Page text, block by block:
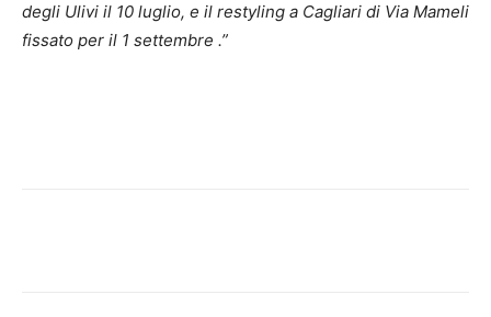
degli Ulivi il 10 luglio, e il restyling a Cagliari di Via Mameli
fissato per il 1 settembre .”